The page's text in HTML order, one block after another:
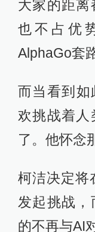
大家的距离
也不占优
AlphaGo套
而当看到如
欢挑战着人
了。他怀念
柯洁决定将
发起挑战
的不再与AI